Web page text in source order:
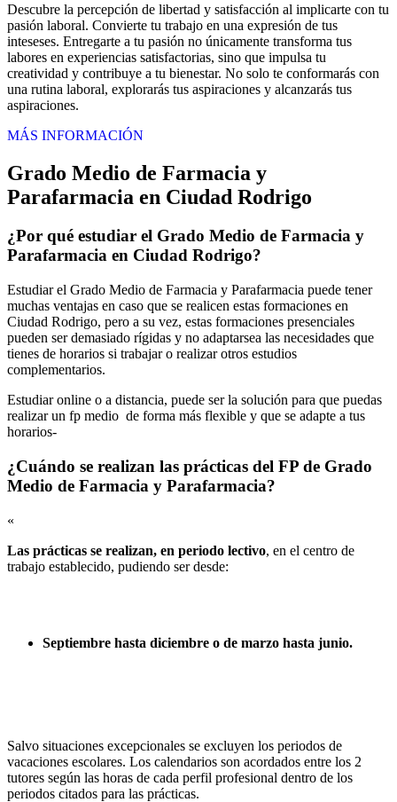
Descubre la percepción de libertad y satisfacción al implicarte con tu
pasión laboral. Convierte tu trabajo en una expresión de tus
inteseses. Entregarte a tu pasión no únicamente transforma tus
labores en experiencias satisfactorias, sino que impulsa tu
creatividad y contribuye a tu bienestar. No solo te conformarás con
una rutina laboral, explorarás tus aspiraciones y alcanzarás tus
aspiraciones.
MÁS INFORMACIÓN
Grado Medio de Farmacia y
Parafarmacia en Ciudad Rodrigo
¿Por qué estudiar el Grado Medio de Farmacia y
Parafarmacia en Ciudad Rodrigo?
Estudiar el Grado Medio de Farmacia y Parafarmacia puede tener
muchas ventajas en caso que se realicen estas formaciones en
Ciudad Rodrigo, pero a su vez, estas formaciones presenciales
pueden ser demasiado rígidas y no adaptarsea las necesidades que
tienes de horarios si trabajar o realizar otros estudios
complementarios.
Estudiar online o a distancia, puede ser la solución para que puedas
realizar un fp medio de forma más flexible y que se adapte a tus
horarios-
¿Cuándo se realizan las prácticas del FP de Grado
Medio de Farmacia y Parafarmacia?
«
Las prácticas se realizan, en periodo lectivo, en el centro de
trabajo establecido, pudiendo ser desde:
Septiembre hasta diciembre o de marzo hasta junio.
Salvo situaciones excepcionales se excluyen los periodos de
vacaciones escolares. Los calendarios son acordados entre los 2
tutores según las horas de cada perfil profesional dentro de los
periodos citados para las prácticas.